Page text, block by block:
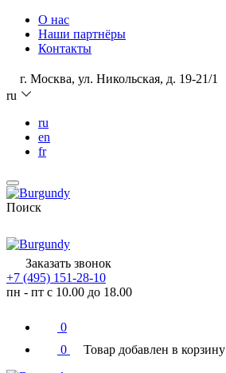
О нас
Наши партнёры
Контакты
г. Москва, ул. Никольская, д. 19-21/1
ru
ru
en
fr
Поиск
Заказать звонок
+7 (495) 151-28-10
пн - пт с 10.00 до 18.00
0
0
Товар добавлен в корзину